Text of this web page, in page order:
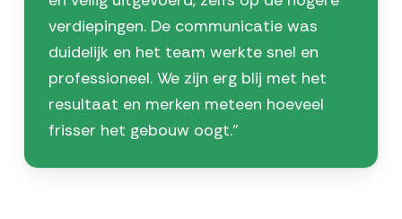
verdiepingen. De communicatie was
duidelijk en het team werkte snel en
professioneel. We zijn erg blij met het
resultaat en merken meteen hoeveel
frisser het gebouw oogt.”